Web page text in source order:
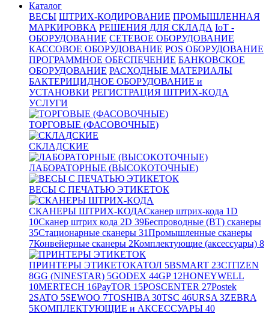
Каталог
ВЕСЫ ШТРИХ-КОДИРОВАНИЕ ПРОМЫШЛЕННАЯ
МАРКИРОВКА РЕШЕНИЯ ДЛЯ СКЛАДА IoT -
ОБОРУДОВАНИЕ СЕТЕВОЕ ОБОРУДОВАНИЕ
КАССОВОЕ ОБОРУДОВАНИЕ POS ОБОРУДОВАНИЕ
ПРОГРАММНОЕ ОБЕСПЕЧЕНИЕ БАНКОВСКОЕ
ОБОРУДОВАНИЕ РАСХОДНЫЕ МАТЕРИАЛЫ
БАКТЕРИЦИДНОЕ ОБОРУДОВАНИЕ и
УСТАНОВКИ РЕГИСТРАЦИЯ ШТРИХ-КОДА
УСЛУГИ
ТОРГОВЫЕ (ФАСОВОЧНЫЕ)
СКЛАДСКИЕ
ЛАБОРАТОРНЫЕ (ВЫСОКОТОЧНЫЕ)
ВЕСЫ С ПЕЧАТЬЮ ЭТИКЕТОК
СКАНЕРЫ ШТРИХ-КОДАСканер штрих-кода 1D
10Сканер штрих кода 2D 39Беспроводные (BT) сканеры
35Стационарные сканеры 31Промышленные сканеры
7Конвейерные сканеры 2Комплектующие (аксессуары) 8
ПРИНТЕРЫ ЭТИКЕТОКАТОЛ 5BSMART 23CITIZEN
8GG (NINESTAR) 5GODEX 44GP12HONEYWELL
10MERTECH 16PayTOR 15POSCENTER 27Postek
2SATO 5SEWOO 7TOSHIBA 30TSC 46URSA 3ZEBRA
5КОМПЛЕКТУЮЩИЕ и АКСЕССУАРЫ 40